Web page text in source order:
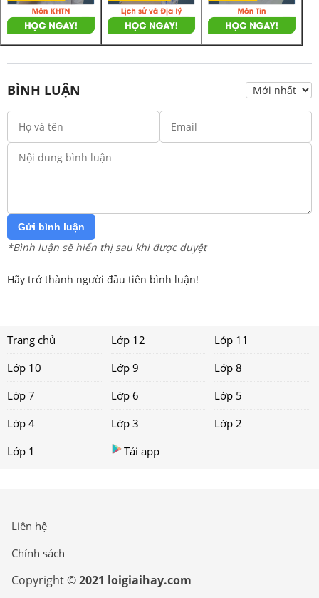
BÌNH LUẬN
Gửi bình luận
*Bình luận sẽ hiển thị sau khi được duyệt
Hãy trở thành người đầu tiên bình luận!
Trang chủ Lớp 12
Lớp 11
Lớp 10
Lớp 9
Lớp 8
Lớp 7
Lớp 6
Lớp 5
Lớp 4
Lớp 3
Lớp 2
Lớp 1
Tải app
Liên hệ
Chính sách
Copyright ©2021 loigiaihay.com